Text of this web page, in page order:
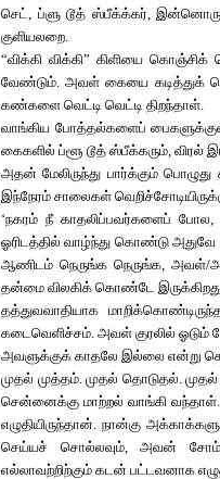
செட், ப்ளு டூத் ஸ்பீக்க்கர், இன்னொரு
குளியலறை.
“விக்கி விக்கி” கிளியை
வேண்டும். அவள் கையை கடித்துக்
கண்களை வெட்டி வெட்டி திறந்தாள்.
வாங்கிய போத்தல்களைப்
கைகளில் ப்ளூ டூத் ஸ்பீக்கரும், விரல்
அதன் மேலிருந்து பார்க்கும்
இந்நேரம் சாலைகள்
‘நகரம் நீ காதலிப்பவர்களைப்
ஓரிடத்தில் வாழ்ந்து கொண்டு
ஆணிடம் நெருங்க நெருங்க, அவள்/
தன்மை விலகிக் கொண்டே
தத்துவவாதியாக
கடைவெளிச்சம். அவள் குரலில்
அவளுக்குக் காதலே இல்லை என்று
முதல் முத்தம். முதல் தொடுதல்.
சென்னைக்கு மாற்றல் வாங்கி
எழுதியிருந்தான். நான்கு
செய்யச் சொல்லவும், அவன்
எல்லாவற்றிற்கும் கடன் பட்டவனாக